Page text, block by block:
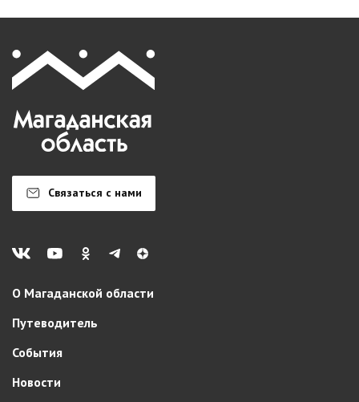
Связаться с нами
О Магаданской области
Путеводитель
События
Новости